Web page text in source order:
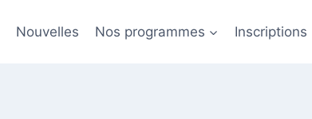
Nouvelles Nos programmes Inscriptions